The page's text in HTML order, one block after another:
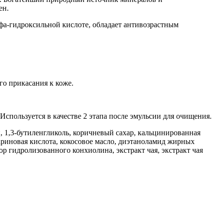
гидроксильной кислоте, обладает антивозрастным
прикасания к коже.
в качестве 2 этапа после эмульсии для очищения.
бутиленгликоль, коричневый сахар, кальцинированная
кислота, кокосовое масло, диэтаноламид жирных
гидролизованного конхиолина, экстракт чая, экстракт чая